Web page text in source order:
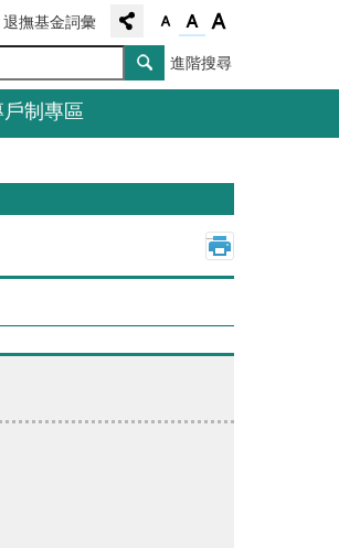
退撫基金詞彙
進階搜尋
制專區
_